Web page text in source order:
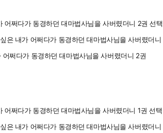
어쩌다가 동경하던 대마법사님을 사버렸더니 2권 선택
쩌다가 동경하던 대마법사님을 사버렸더니 2권
어쩌다가 동경하던 대마법사님을 사버렸더니 1권 선택